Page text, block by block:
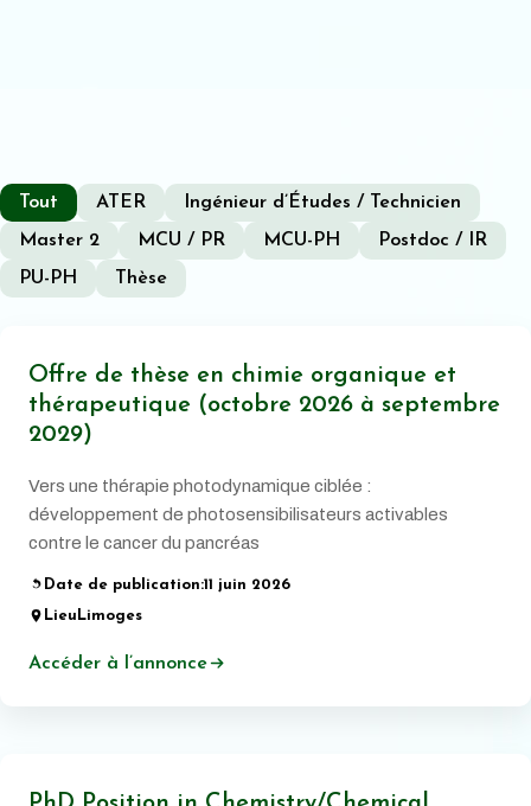
Tout ATER
Ingénieur d’Études / Technicien
Master 2
MCU / PR MCU-PH
Postdoc / IR
PU-PH
Thèse
Offre de thèse en chimie organique et
thérapeutique (octobre 2026 à septembre
2029)
Vers une thérapie photodynamique ciblée :
développement de photosensibilisateurs activables
contre le cancer du pancréas
Date de publication:11 juin 2026
Lieu Limoges
Accéder à l’annonce